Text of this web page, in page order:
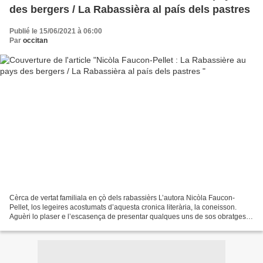
des bergers / La Rabassièra al país dels pastres
Publié le 15/06/2021 à 06:00
Par occitan
Cèrca de vertat familiala en çò dels rabassièrs L’autora Nicòla Faucon-
Pellet, los legeires acostumats d’aquesta cronica literària, la coneisson.
Aguèri lo plaser e l’escasença de presentar qualques uns de sos obratges :